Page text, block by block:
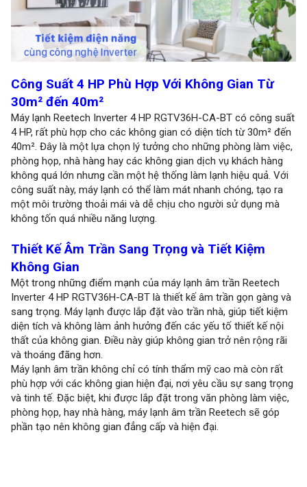
Công Suất 4 HP Phù Hợp Với Không Gian Từ
30m² đến 40m²
Máy lạnh Reetech Inverter 4 HP RGTV36H-CA-BT có công suất
4 HP, rất phù hợp cho các không gian có diện tích từ 30m² đến
40m². Đây là một lựa chọn lý tưởng cho những phòng làm việc,
phòng họp, nhà hàng hay các không gian dịch vụ khách hàng
không quá lớn nhưng cần một hệ thống làm lạnh hiệu quả. Với
công suất này, máy lạnh có thể làm mát nhanh chóng, tạo ra
một môi trường thoải mái và dễ chịu cho người sử dụng mà
không tốn quá nhiều năng lượng.
Thiết Kế Âm Trần Sang Trọng và Tiết Kiệm
Không Gian
Một trong những điểm mạnh của máy lạnh âm trần Reetech
Inverter 4 HP RGTV36H-CA-BT là thiết kế âm trần gọn gàng và
sang trọng. Máy lạnh được lắp đặt vào trần nhà, giúp tiết kiệm
diện tích và không làm ảnh hưởng đến các yếu tố thiết kế nội
thất của không gian. Điều này giúp không gian trở nên rộng rãi
và thoáng đãng hơn.
Máy lạnh âm trần không chỉ có tính thẩm mỹ cao mà còn rất
phù hợp với các không gian hiện đại, nơi yêu cầu sự sang trọng
và tinh tế. Đặc biệt, khi được lắp đặt trong văn phòng làm việc,
phòng họp, hay nhà hàng, máy lạnh âm trần Reetech sẽ góp
phần tạo nên không gian đẳng cấp và hiện đại.